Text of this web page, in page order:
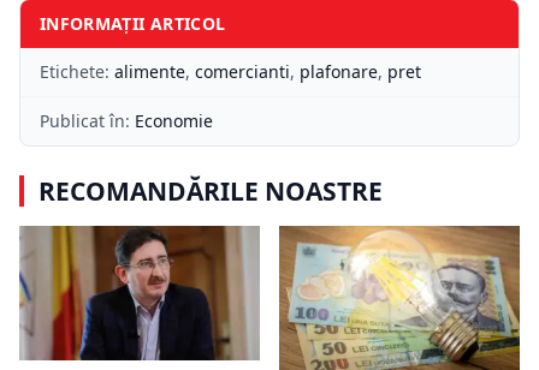
INFORMAȚII ARTICOL
Etichete: alimente, comercianti, plafonare, pret
Publicat în: Economie
RECOMANDĂRILE NOASTRE